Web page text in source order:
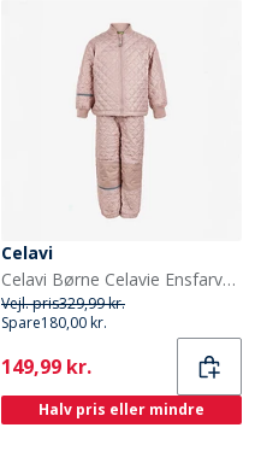
Celavi
Celavi Børne Celavie Ensfarvet Basis Termosæt Misty Rose
Vejl. pris329,99 kr.
Spare180,00 kr.
Current
149,99 kr.
Halv pris eller mindre